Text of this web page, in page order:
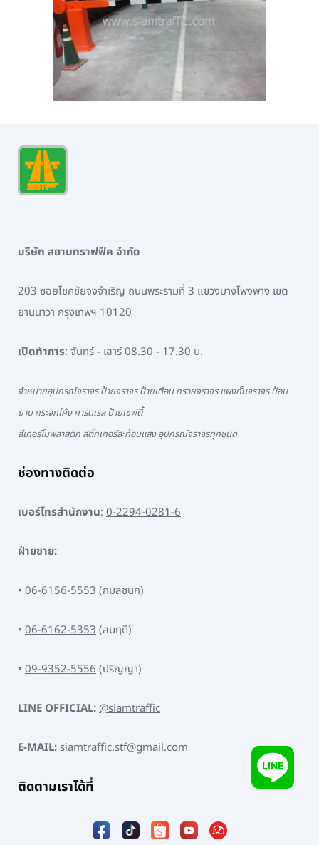
บริษัท สยามทราฟฟิค จำกัด
203 ซอยโชคชัยจงจำเริญ ถนนพระรามที่ 3 แขวงบางโพงพาง เขต
ยานนาวา กรุงเทพฯ 10120
เปิดทำการ: จันทร์ - เสาร์ 08.30 - 17.30 น.
จำหน่ายอุปกรณ์จราจร ป้ายจราจร ป้ายเตือน กรวยจราจร แผงกั้นจราจร ป้อม
ยาม กระจกโค้ง การ์ดเรล ป้ายเซฟตี้
สีเทอร์โมพลาสติก สติ๊กเกอร์สะท้อนแสง อุปกรณ์จราจรทุกชนิด
ช่องทางติดต่อ
เบอร์โทรสำนักงาน: 0-2294-0281-6
ฝ่ายขาย:
• 06-6156-5553(กมลชนก)
• 06-6162-5353(สมฤดี)
• 09-9352-5556(ปริญญา)
LINE OFFICIAL:@siamtraffic
E-MAIL:siamtraffic.stf@gmail.com
ติดตามเราได้ที่